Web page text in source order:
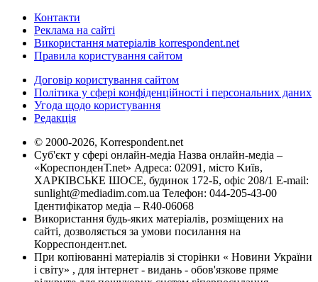
Контакти
Реклама на сайті
Використання матеріалів korrespondent.net
Правила користування сайтом
Договір користування сайтом
Політика у сфері конфіденційності і персональних даних
Угода щодо користування
Редакція
© 2000-2026, Korrespondent.net
Суб'єкт у сфері онлайн-медіа Назва онлайн-медіа –
«КореспонденТ.net» Адреса: 02091, місто Київ,
ХАРКІВСЬКЕ ШОСЕ, будинок 172-Б, офіс 208/1 E-mail:
sunlight@mediadim.com.ua Телефон: 044-205-43-00
Ідентифікатор медіа – R40-06068
Використання будь-яких матеріалів, розміщених на
сайті, дозволяється за умови посилання на
Корреспондент.net.
При копіюванні матеріалів зі сторінки « Новини України
і світу» , для інтернет - видань - обов'язкове пряме